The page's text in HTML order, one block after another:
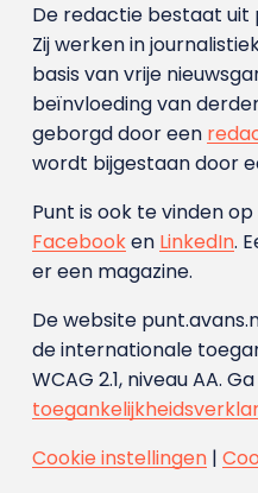
De redactie bestaat uit
Zij werken in
basis van vrije
beïnvloeding van
geborgd door een
wordt bijgestaan door
Punt is ook te vinden
Facebooken LinkedIn.
er een magazine.
De website
de internationale
WCAG 2.1, niveau AA.
Cookie instellingen|